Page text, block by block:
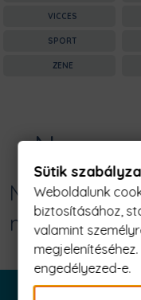
VICCES
SPORT
ZENE
Nincs találat
mercedes a1
Sütik
Weboldalunk
biztosításához,
valamint
engedélyezed-e.